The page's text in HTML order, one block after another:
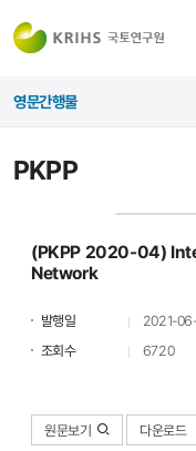
PKPP
영문간행물
(PKPP 2020-04)
Network
발행일
2021-
조회수
6720
원문보기 다운로드